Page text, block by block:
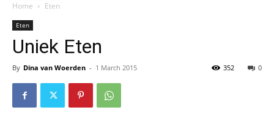
Home Eten
Eten
Uniek Eten
By Dina van Woerden - 1 March 2015 0
352